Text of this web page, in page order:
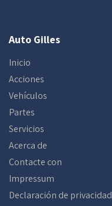
Auto Gilles
Inicio
Acciones
Vehículos
Partes
Servicios
Acerca de
Contacte con
Impressum
Declaración de privacidad